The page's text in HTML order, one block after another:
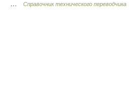
Справочник технического переводчика